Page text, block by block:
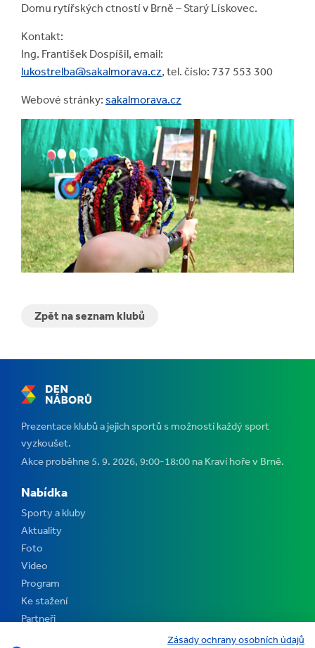
Domu rytířských ctností v Brně – Starý Lískovec.
Kontakt:
Ing. František Dospíšil, email:
lukostrelba@sakalmorava.cz, tel. číslo: 737 553 300
Webové stránky: sakalmorava.cz
Zpět na seznam klubů
Prezentace klubů a jejich sportů s možností každý sport
vyzkoušet.
Akce proběhne 5. 9. 2026, 9:00-18:00 na Kraví hoře v Brně.
Nabídka
Sporty a kluby
Aktuality
Foto
Video
Program
Ke stažení
Partneři
Zásady ochrany osobních údajů